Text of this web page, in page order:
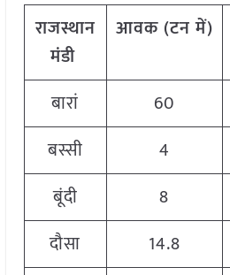
राजस्थान
मंडी
आवक(टनमें)
बारां 60
बस्सी
4
बूंदी
8
दौसा
14.8